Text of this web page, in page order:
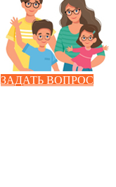
ЗАДАТЬ ВОПРОС